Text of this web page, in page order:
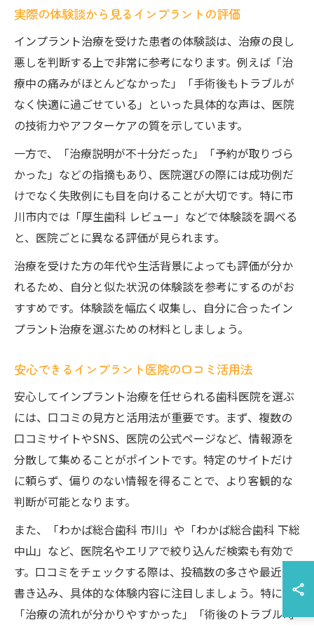
実際の体験談から見るインプラントの評価
インプラント治療を受けた患者の体験談は、治療の良し
悪しを判断する上で非常に参考になります。例えば「治
療中の痛みがほとんどなかった」「手術後もトラブルが
なく快適に過ごせている」といった具体的な声は、医院
の技術力やアフターケアの質を示しています。
一方で、「治療説明が不十分だった」「予約が取りづら
かった」などの指摘もあり、医院選びの際には成功例だ
けでなく失敗例にも目を向けることが大切です。特に市
川市内では「厚生歯科 レビュー」などで体験談を調べる
と、医院ごとに異なる評価が見られます。
治療を受けた方の年代や生活背景によっても評価が分か
れるため、自分と似た状況の体験談を参考にするのがお
すすめです。体験談を幅広く収集し、自分に合ったイン
プラント治療を選ぶための材料としましょう。
安心できるインプラント医院の口コミ活用法
安心してインプラント治療を任せられる歯科医院を選ぶ
には、口コミの見方と活用法が重要です。まず、複数の
口コミサイトやSNS、医院の公式ページなど、情報源を
分散して集めることがポイントです。特定のサイトだけ
に頼らず、偏りのない情報を得ることで、より客観的な
判断が可能となります。
また、「わかば総合歯科 市川」や「わかば総合歯科 下総
中山」など、医院名やエリアで絞り込んだ検索も有効で
す。口コミをチェックする際は、投稿数の多さや最近の
書き込み、具体的な体験内容に注目しましょう。特に
「治療の流れが分かりやすかった」「術後のトラブル時